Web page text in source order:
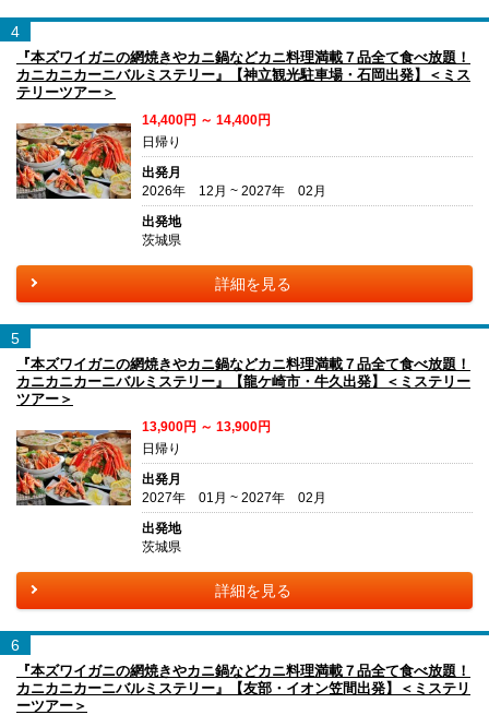
4
『本ズワイガニの網焼きやカニ鍋などカニ料理満載７品全て食べ放題！
カニカニカーニバルミステリー』【神立観光駐車場・石岡出発】＜ミス
テリーツアー＞
14,400円 ～ 14,400円
日帰り
出発月
2026年 12月 ~ 2027年 02月
出発地
茨城県
詳細を見る
5
『本ズワイガニの網焼きやカニ鍋などカニ料理満載７品全て食べ放題！
カニカニカーニバルミステリー』【龍ケ崎市・牛久出発】＜ミステリー
ツアー＞
13,900円 ～ 13,900円
日帰り
出発月
2027年 01月 ~ 2027年 02月
出発地
茨城県
詳細を見る
6
『本ズワイガニの網焼きやカニ鍋などカニ料理満載７品全て食べ放題！
カニカニカーニバルミステリー』【友部・イオン笠間出発】＜ミステリ
ーツアー＞